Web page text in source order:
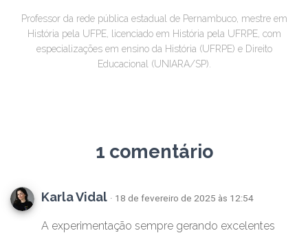
Professor da rede pública estadual de Pernambuco, mestre em
História pela UFPE, licenciado em História pela UFRPE, com
especializações em ensino da História (UFRPE) e Direito
Educacional (UNIARA/SP).
1 comentário
Karla Vidal · 18 de fevereiro de 2025 às 12:54
A experimentação sempre gerando excelentes